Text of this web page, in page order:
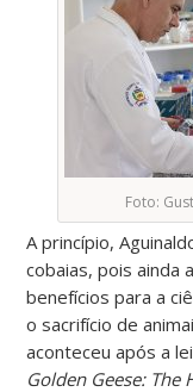
Foto:
A princípio,
cobaias, pois ainda
benefícios para a
o sacrifício de
aconteceu após a
Golden Geese: